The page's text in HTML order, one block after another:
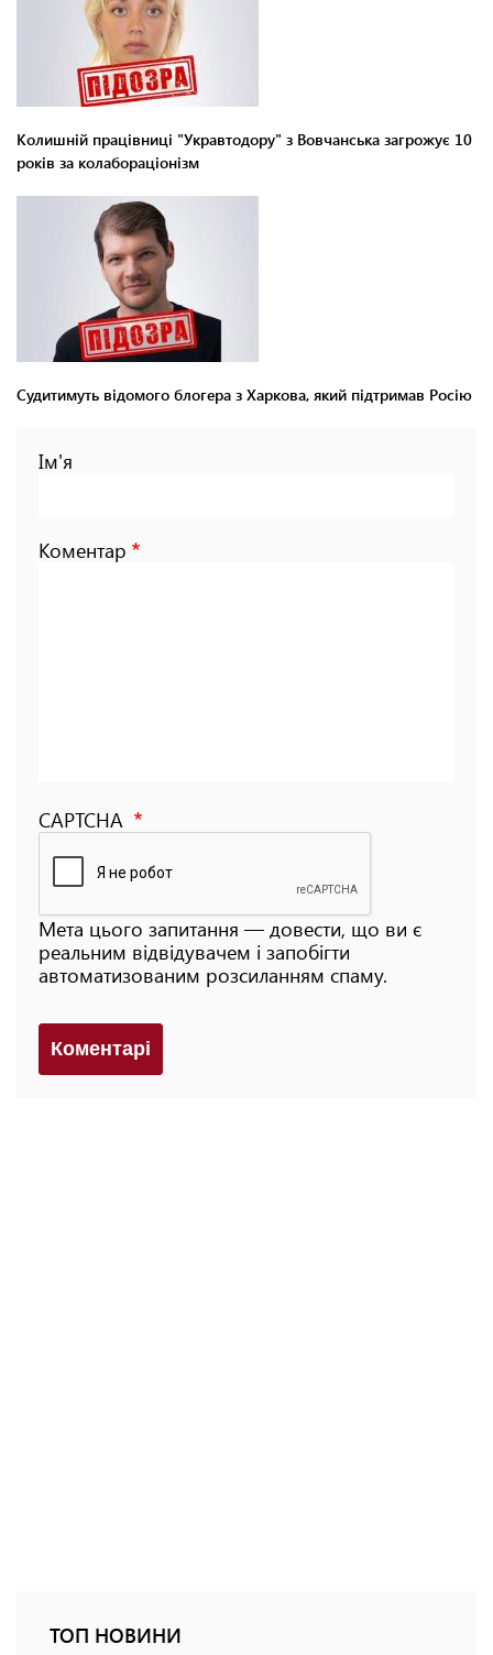
Колишній працівниці "Укравтодору" з Вовчанська загрожує 10
років за колабораціонізм
Судитимуть відомого блогера з Харкова, який підтримав Росію
Ім'я
Коментар
CAPTCHA
Мета цього запитання — довести, що ви є
реальним відвідувачем і запобігти
автоматизованим розсиланням спаму.
Коментарi
ТОП НОВИНИ